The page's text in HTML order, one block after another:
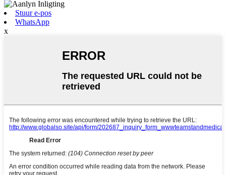
Stuur e-pos
WhatsApp
x